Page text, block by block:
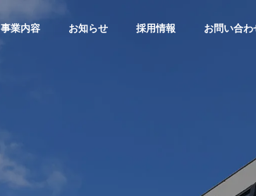
事業内容 お知らせ 採用情報 お問い合わ